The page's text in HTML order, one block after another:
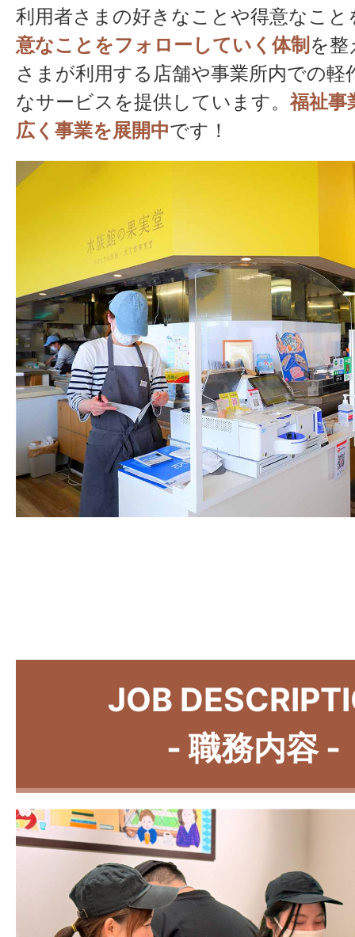
利用者さまの好きなことや得意なこと
意なことをフォローしていく体制 を整
さまが利用する店舗や事業所内での軽
なサービスを提供しています。福祉事
広く事業を展開中です！
JOB
- 職務内容 -